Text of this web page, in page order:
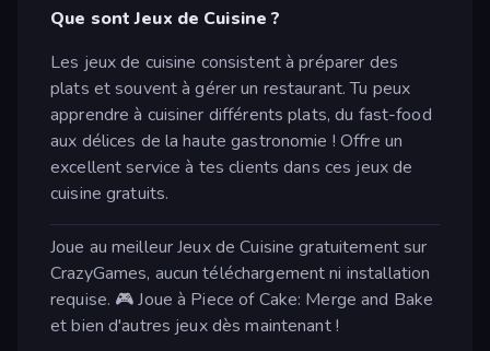
Que sont Jeux de Cuisine ?
Les jeux de cuisine consistent à préparer des
plats et souvent à gérer un restaurant. Tu peux
apprendre à cuisiner différents plats, du fast-food
aux délices de la haute gastronomie ! Offre un
excellent service à tes clients dans ces jeux de
cuisine gratuits.
Joue au meilleur Jeux de Cuisine gratuitement sur
CrazyGames, aucun téléchargement ni installation
requise. 🎮 Joue à Piece of Cake: Merge and Bake
et bien d'autres jeux dès maintenant !